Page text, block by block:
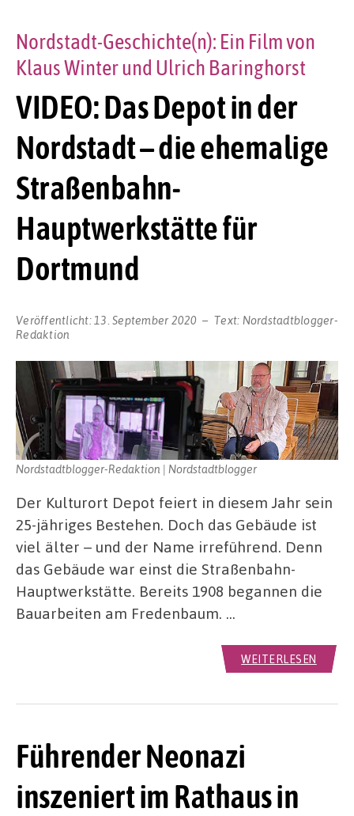
VIDEO: Das Depot in der
Nordstadt – die ehemalige
Straßenbahn-
Hauptwerkstätte für
Dortmund
Nordstadt-Geschichte(n): Ein Film von
Klaus Winter und Ulrich Baringhorst
Veröffentlicht: 13. September 2020 Text: Nordstadtblogger-
Redaktion
Nordstadtblogger-Redaktion | Nordstadtblogger
Der Kulturort Depot feiert in diesem Jahr sein
25-jähriges Bestehen. Doch das Gebäude ist
viel älter – und der Name irreführend. Denn
das Gebäude war einst die Straßenbahn-
Hauptwerkstätte. Bereits 1908 begannen die
Bauarbeiten am Fredenbaum. …
WEITERLESEN
Führender Neonazi
inszeniert im Rathaus in